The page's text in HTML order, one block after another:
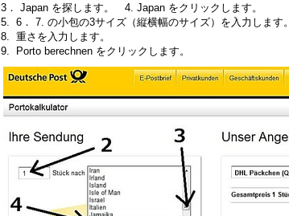
3． Japan を探します。 4. Japan をクリックします。
5. 6． 7. の小包の3サイズ（縦横幅のサイズ）を入力します。
8. 重さを入力します。
9. Porto berechnen をクリックします。